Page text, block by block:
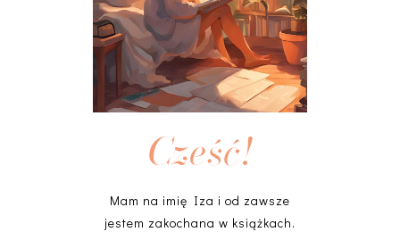
Cześć!
Mam na imię Iza i od zawsze
jestem zakochana w książkach.